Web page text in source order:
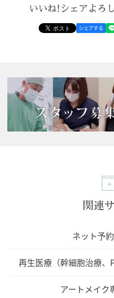
いいね!シェアよろ
シェアする
関連
ネット予
再生医療（幹細胞治療、
アートメイク